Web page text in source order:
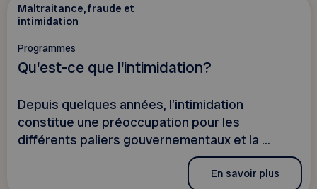
Maltraitance, fraude et
intimidation
Programmes
Qu'est-ce que l'intimidation?
Depuis quelques années, l’intimidation
constitue une préoccupation pour les
différents paliers gouvernementaux et la ...
En savoir plus